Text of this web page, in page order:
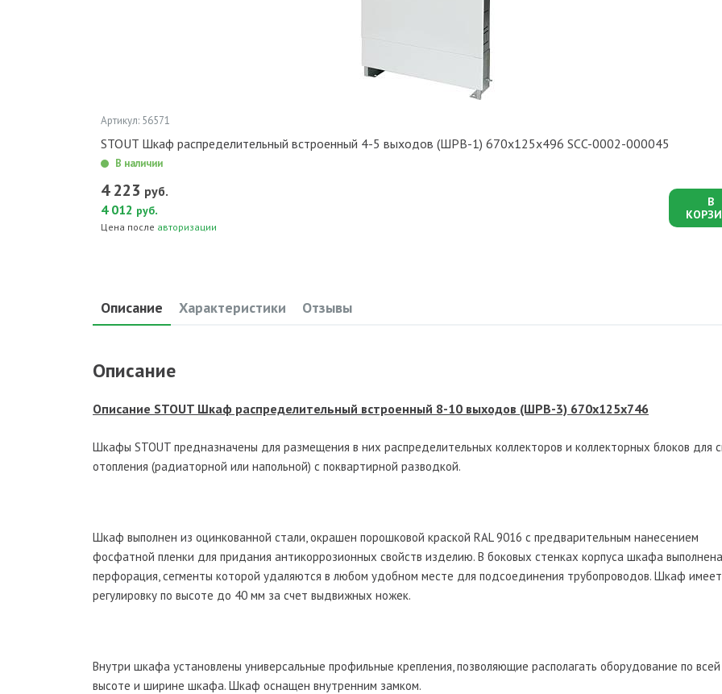
Артикул: 56571
STOUT Шкаф распределительный встроенный 4-5 выходов (ШРВ-1) 670х125х496 SCC-0002-000045
В наличии
4 223 руб.
4 012 руб.
Цена после авторизации
В
Описание Характеристики Отзывы
Описание
Описание STOUT Шкаф распределительный встроенный 8-10 выходов (ШРВ-3) 670х125х746
Шкафы STOUT предназначены для размещения в них распределительных коллекторов и коллекторных блоков для
отопления (радиаторной или напольной) с поквартирной разводкой.
Шкаф выполнен из оцинкованной стали, окрашен порошковой краской RAL 9016 с предварительным нанесением
фосфатной пленки для придания антикоррозионных свойств изделию. В боковых стенках корпуса шкафа выполнена
перфорация, сегменты которой удаляются в любом удобном месте для подсоединения трубопроводов. Шкаф имеет
регулировку по высоте до 40 мм за счет выдвижных ножек.
Внутри шкафа установлены универсальные профильные крепления, позволяющие располагать оборудование по всей
высоте и ширине шкафа. Шкаф оснащен внутренним замком.